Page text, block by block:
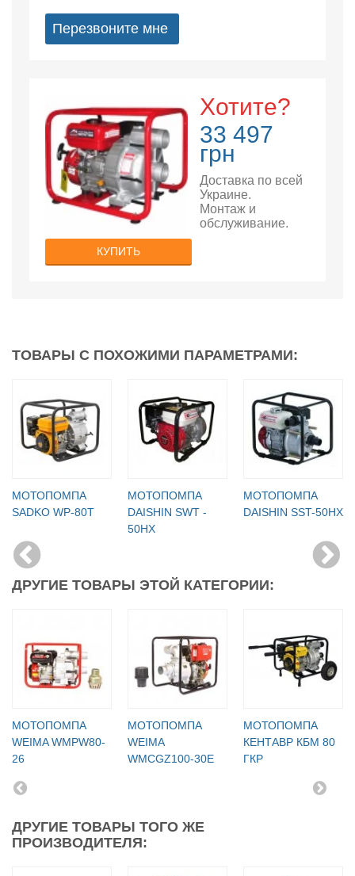
Перезвоните мне
Хотите?
33 497
грн
Доставка по всей
Украине.
Монтаж и
обслуживание.
КУПИТЬ
ТОВАРЫ С ПОХОЖИМИ ПАРАМЕТРАМИ:
МОТОПОМПА
SADKO WP-80T
МОТОПОМПА
DAISHIN SWT -
50HX
МОТОПОМПА
DAISHIN SST-50HX
ДРУГИЕ ТОВАРЫ ЭТОЙ КАТЕГОРИИ:
МОТОПОМПА
WEIMA WMPW80-
26
МОТОПОМПА
WEIMA
WMCGZ100-30E
МОТОПОМПА
КЕНТАВР КБМ 80
ГКР
ДРУГИЕ ТОВАРЫ ТОГО ЖЕ
ПРОИЗВОДИТЕЛЯ: